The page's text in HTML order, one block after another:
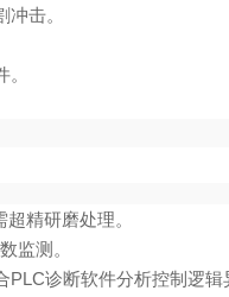
击。
精研磨处理。
监测。
PLC诊断软件分析控制逻辑